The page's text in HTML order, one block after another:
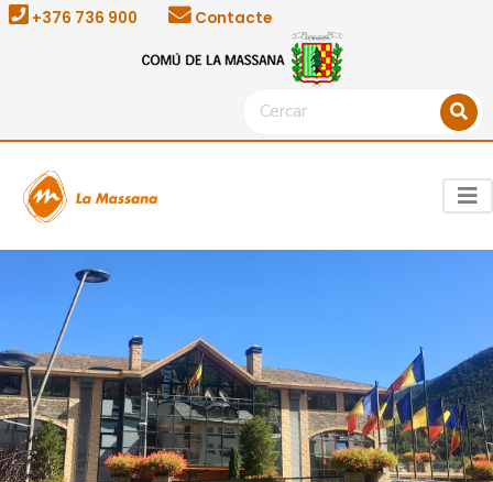
+376 736 900 Contacte